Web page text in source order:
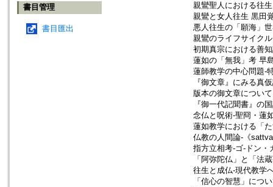
書目管理
書目匯出
親鸞聖人における往
親鸞と女人往生 黒田
悪人往生の「願海」
親鸞のライフサイク
初期真宗における善
蓮如の「無我」考 早
蓮師教学の中心問題-
『御文章』にみる真
版本の御文章につい
『御一代記聞書』の
念仏と呪術-聖冏・蓮
蓮如教学における「
仏教の人間論-《
指方立相考-ゴ-ドン・
「阿弥陀仏」と「法
往生と成仏-現代教学
「信心の智慧」につ